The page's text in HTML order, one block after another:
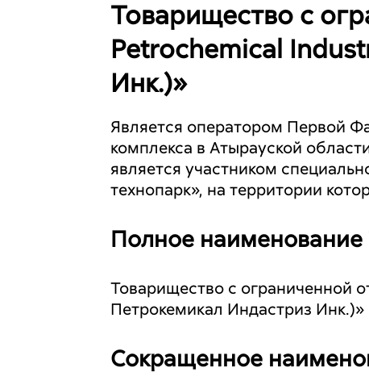
Товарищество с
Petrochemical
Инк.)»
Является оператором Первой
комплекса в Атырауской
является участником
технопарк», на территории
Полное наименование
Товарищество с ограниченной
Петрокемикал Индастриз Инк.)»
Сокращенное